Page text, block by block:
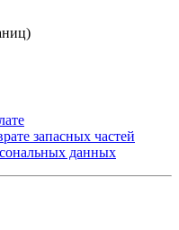
запасных частей
данных